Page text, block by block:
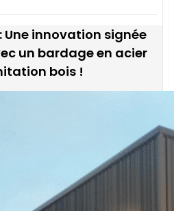
Une innovation signée
un bardage en acier
bois !